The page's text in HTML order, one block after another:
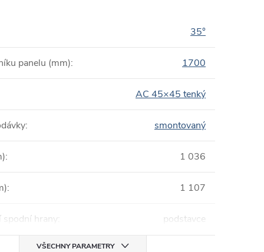
35°
panelu (mm): 1700
AC 45×45 tenký
: smontovaný
: 1 036
: 1 107
spodní hrany: podstavce
VŠECHNY PARAMETRY